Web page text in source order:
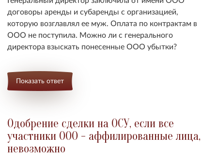
договоры аренды и субаренды с организацией,
которую возглавлял ее муж. Оплата по контрактам в
ООО не поступила. Можно ли с генерального
директора взыскать понесенные ООО убытки?
Показать ответ
Одобрение сделки на ОСУ, если все
участники ООО - аффилированные лица,
невозможно